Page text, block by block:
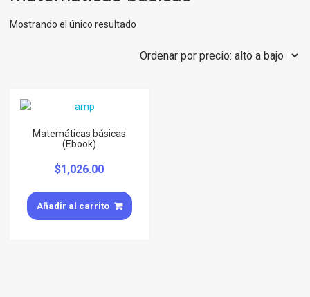
Mostrando el único resultado
Matemáticas básicas
(Ebook)
$1,026.00
Añadir al carrito